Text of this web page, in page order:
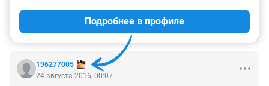
196277005
Подробнее в профиле
24 августа 2016, 00:07